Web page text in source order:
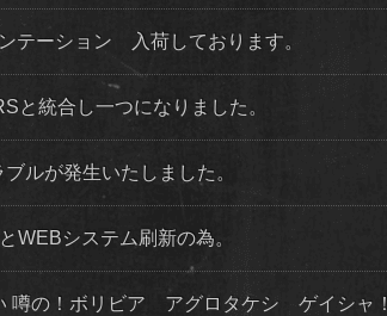
テーション 入荷しております。
と統合し一つになりました。
ルが発生いたしました。
WEBシステム刷新の為。
噂の！ボリビア アグロタケシ ゲイシャ！